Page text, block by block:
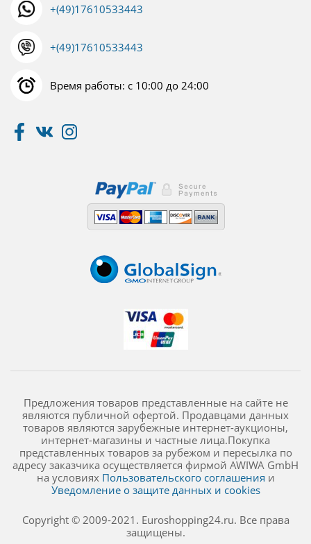
+(49)17610533443
+(49)17610533443
Время работы: с 10:00 до 24:00
Предложения товаров представленные на сайте не
являются публичной офертой. Продавцами данных
товаров являются зарубежные интернет-аукционы,
интернет-магазины и частные лица.Покупка
представленных товаров за рубежом и пересылка по
адресу заказчика осуществляется фирмой AWIWA GmbH
на условиях Пользовательского соглашения и
Уведомление о защите данных и cookies
Copyright © 2009-2021. Euroshopping24.ru. Все права
защищены.